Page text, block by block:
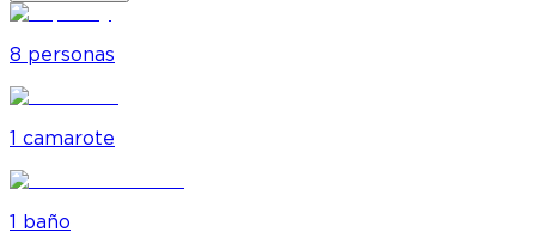
8 personas
1 camarote
1 baño